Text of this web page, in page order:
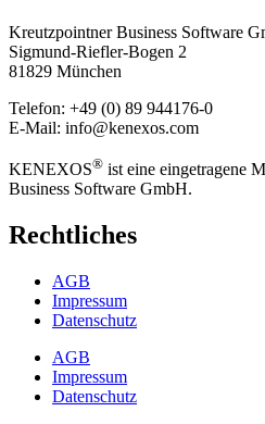
Kreutzpointner Business Software
Sigmund-Riefler-Bogen 2
81829 München
Telefon: +49 (0) 89 944176-0
E-Mail: info@kenexos.com
KENEXOS® ist eine eingetragene
Business Software GmbH.
Rechtliches
AGB
Impressum
Datenschutz
AGB
Impressum
Datenschutz